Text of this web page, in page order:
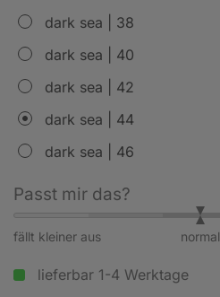
dark sea | 38
dark sea | 40
dark sea | 42
dark sea | 44
dark sea | 46
Passt mir das?
fällt kleiner aus normal
lieferbar 1-4 Werktage